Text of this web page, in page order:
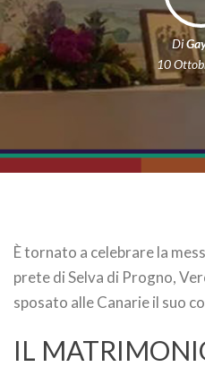
Di
10
È tornato a celebrare la
prete di Selva di Progno,
sposato alle Canarie il suo
IL